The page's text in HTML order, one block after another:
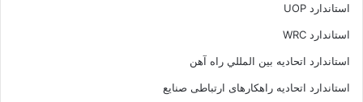
استاندارد UOP
استاندارد WRC
استاندارد اتحاديه بين المللي راه آهن
استاندارد اتحادیه راهکارهای ارتباطی صنایع